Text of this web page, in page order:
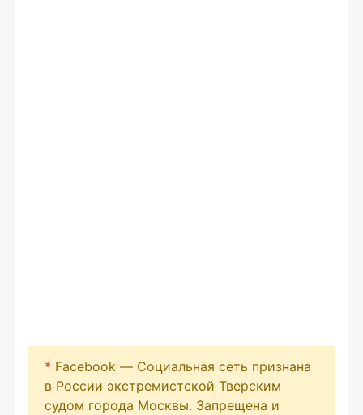
* Facebook — Социальная сеть признана
в России экстремистской Тверским
судом города Москвы. Запрещена и